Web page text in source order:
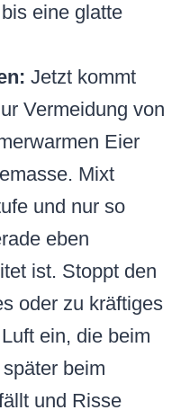
eine glatte
Jetzt kommt
Vermeidung von
Eier
Mixt
und nur so
eben
ist. Stoppt den
oder zu kräftiges
ein, die beim
beim
und Risse